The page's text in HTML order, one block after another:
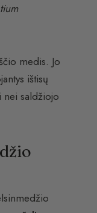
medis. Jo
ištisų
nei saldžiojo